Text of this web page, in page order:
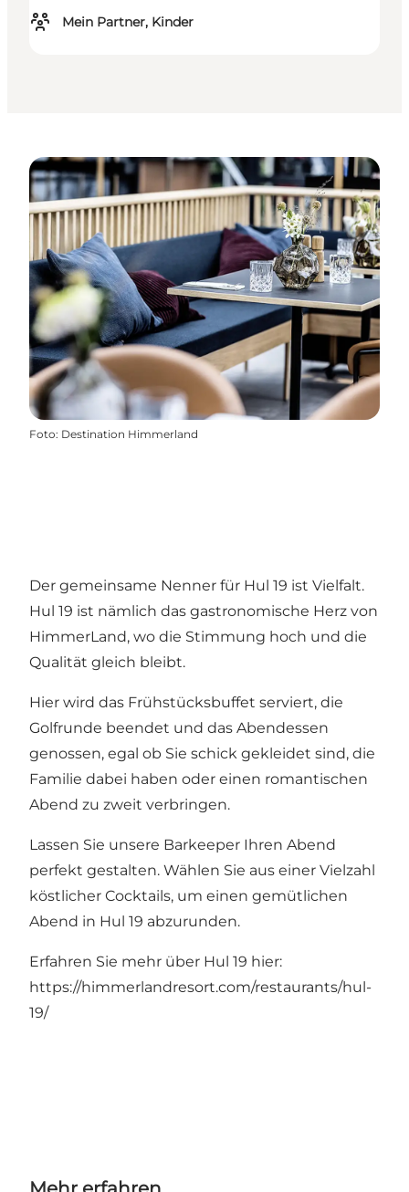
Mein Partner, Kinder
Foto: Destination Himmerland
Der gemeinsame Nenner für Hul 19 ist Vielfalt.
Hul 19 ist nämlich das gastronomische Herz von
HimmerLand, wo die Stimmung hoch und die
Qualität gleich bleibt.
Hier wird das Frühstücksbuffet serviert, die
Golfrunde beendet und das Abendessen
genossen, egal ob Sie schick gekleidet sind, die
Familie dabei haben oder einen romantischen
Abend zu zweit verbringen.
Lassen Sie unsere Barkeeper Ihren Abend
perfekt gestalten. Wählen Sie aus einer Vielzahl
köstlicher Cocktails, um einen gemütlichen
Abend in Hul 19 abzurunden.
Erfahren Sie mehr über Hul 19 hier:
https://himmerlandresort.com/restaurants/hul-
19/